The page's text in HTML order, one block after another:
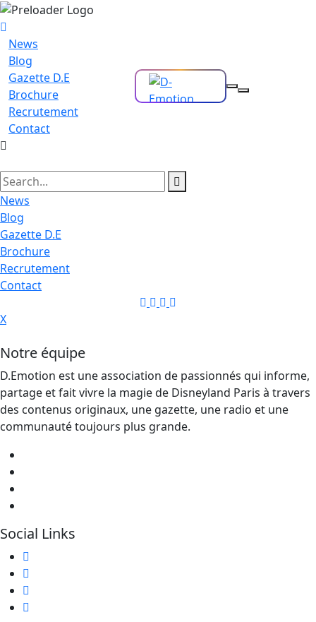
News
Blog
Gazette D.E
Brochure
Recrutement
Contact
News
Blog
Gazette D.E
Brochure
Recrutement
Contact
X
Notre équipe
D.Emotion est une association de passionnés qui informe,
partage et fait vivre la magie de Disneyland Paris à travers
des contenus originaux, une gazette, une radio et une
communauté toujours plus grande.
Social Links